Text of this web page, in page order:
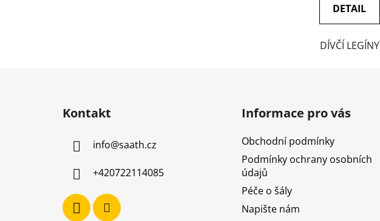
DETAIL
DÍVČÍ LEGÍNY
Kontakt
info@saath.cz
+420722114085
Informace pro vás
Obchodní podmínky
Podmínky ochrany osobních
údajů
Péče o šály
Napište nám